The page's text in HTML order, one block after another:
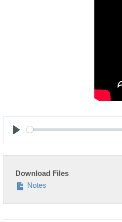
Play
Download Files
Notes